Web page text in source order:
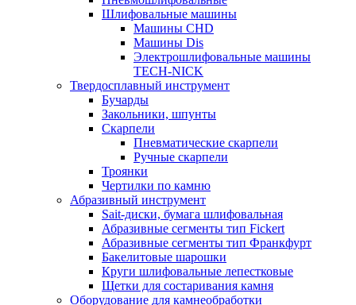
Шлифовальные машины
Машины CHD
Машины Dis
Электрошлифовальные машины
TECH-NICK
Твердосплавный инструмент
Бучарды
Закольники, шпунты
Скарпели
Пневматические скарпели
Ручные скарпели
Троянки
Чертилки по камню
Абразивный инструмент
Sait-диски, бумага шлифовальная
Абразивные сегменты тип Fickert
Абразивные сегменты тип Франкфурт
Бакелитовые шарошки
Круги шлифовальные лепестковые
Щетки для состаривания камня
Оборудование для камнеобработки